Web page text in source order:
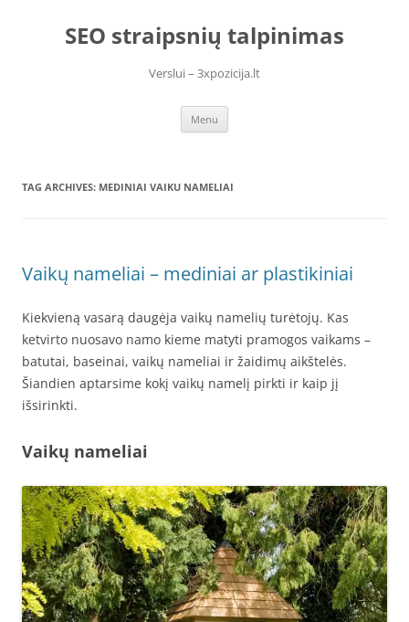
contentSEO straipsnių talpinimas
Verslui – 3xpozicija.lt
Menu
TAG ARCHIVES: MEDINIAI VAIKU NAMELIAI
Vaikų nameliai – mediniai ar plastikiniai
Kiekvieną vasarą daugėja vaikų namelių turėtojų. Kas
ketvirto nuosavo namo kieme matyti pramogos vaikams –
batutai, baseinai, vaikų nameliai ir žaidimų aikštelės.
Šiandien aptarsime kokį vaikų namelį pirkti ir kaip jį
išsirinkti.
Vaikų nameliai